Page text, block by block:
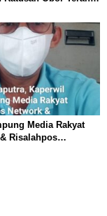
H
Media Rakyat
Risalahpos